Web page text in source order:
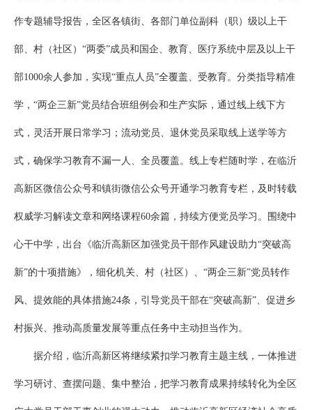
作专题辅导报告，全区各镇街、各部门单位副科（职）级以上干
部、村（社区）“两委”成员和国企、教育、医疗系统中层及以上干
部1000余人参加，实现“重点人员”全覆盖、受教育。分类指导精准
学，“两企三新”党员结合班组例会和生产实际，通过线上线下方
式，灵活开展日常学习；流动党员、退休党员采取线上送学等方
式，确保学习教育不漏一人、全员覆盖。线上专栏随时学，在临沂
高新区微信公众号和镇街微信公众号开通学习教育专栏，及时转载
权威学习解读文章和网络课程60余篇，持续方便党员学习。围绕中
心干中学，出台《临沂高新区加强党员干部作风建设助力“突破高
新”的十项措施》，细化机关、村（社区）、“两企三新”党员转作
风、提效能的具体措施24条，引导党员干部在“突破高新”、促进乡
村振兴、推动高质量发展等重点任务中主动担当作为。
据介绍，临沂高新区将继续紧扣学习教育主题主线，一体推进
学习研讨、查摆问题、集中整治，把学习教育成果持续转化为全区